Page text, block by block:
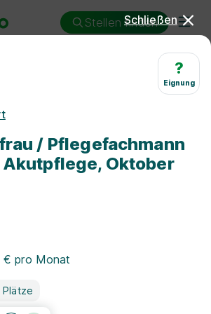
Stellen finden
frau
Stellen finden
Schließen
?
Eignung
/ Pflegefachmann
Oktober
€ pro Monat
Plätze